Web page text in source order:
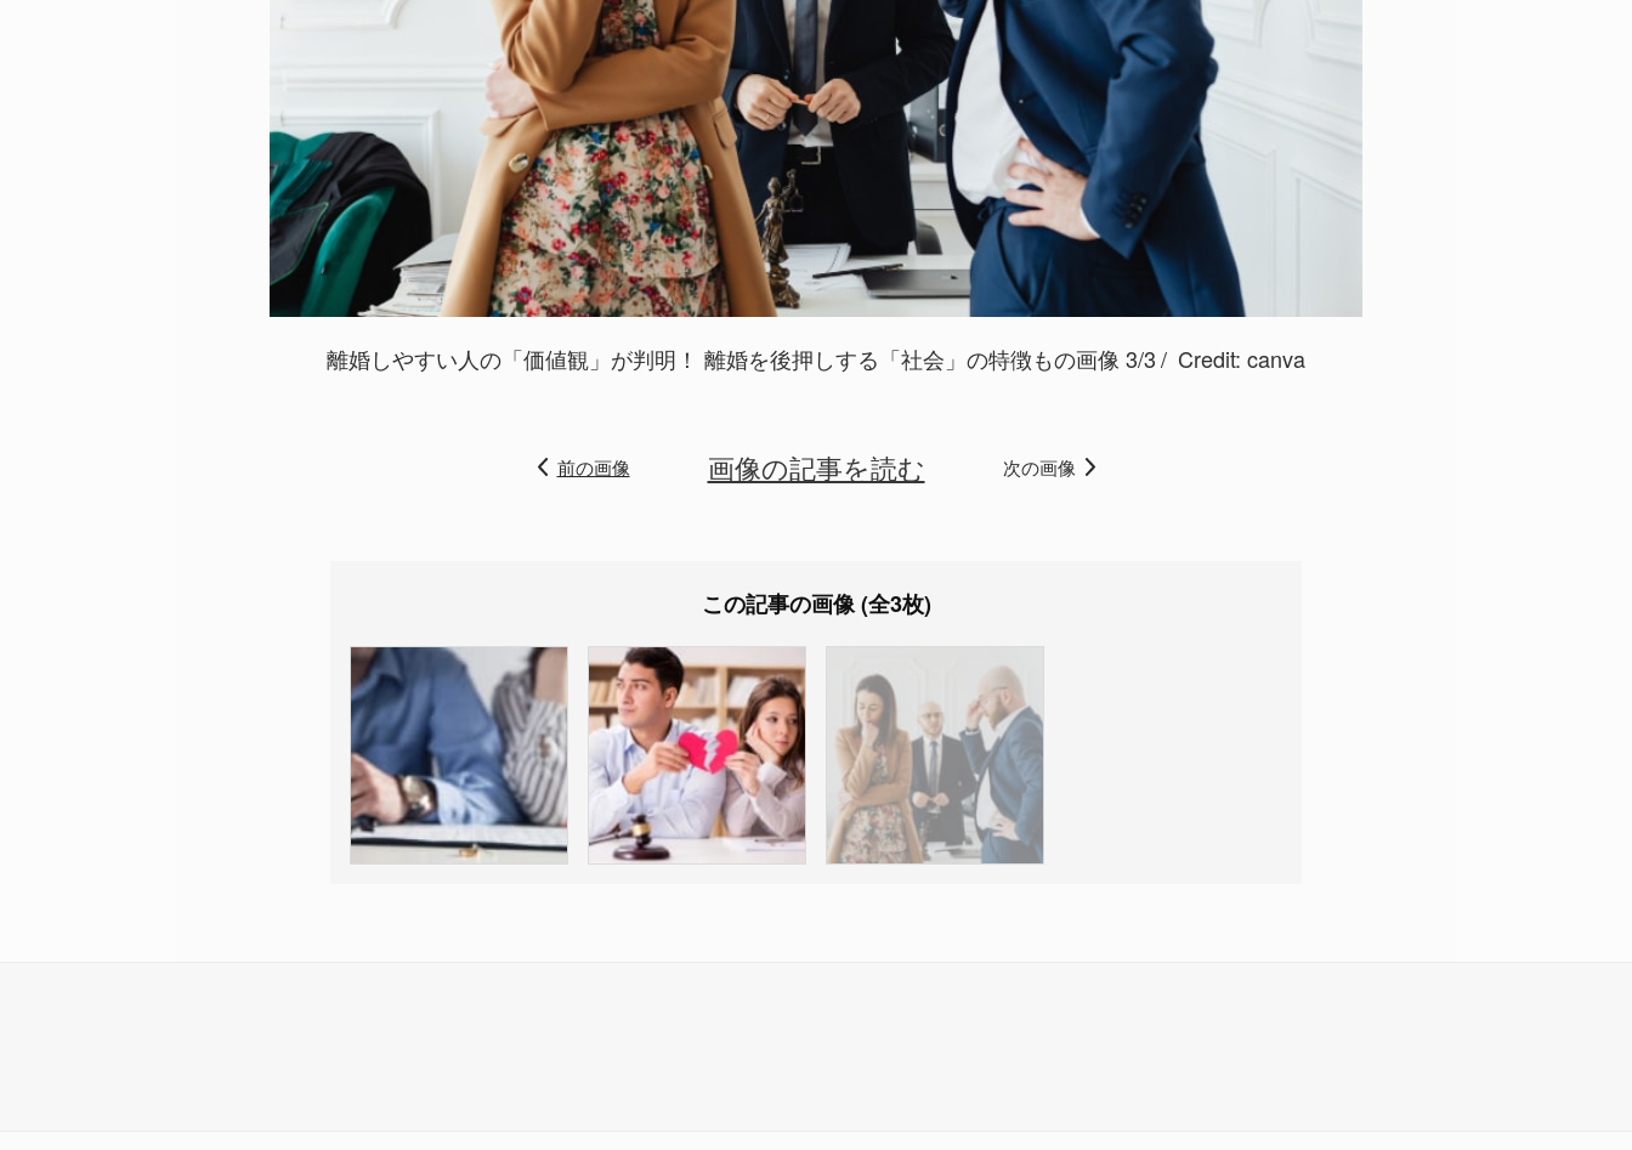
離婚しやすい人の「価値観」が判明！ 離婚を後押しする「社会」の特徴もの画像 3/3 Credit: canva
前の画像 画像の記事を読む 次の画像
この記事の画像 (全3枚)